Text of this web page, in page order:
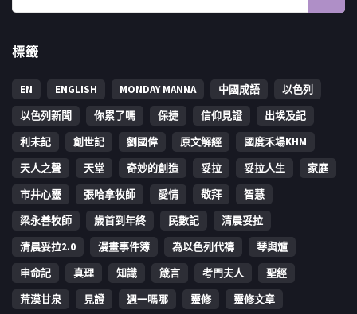
標籤
EN ENGLISH MONDAY MANNA 中國成語
以色列
以色列新聞
你累了嗎 保捷 信仰見證
出埃及記
利未記
創世記 劉國偉 原文解經
國度禾場KHM
天人之聲
天堂 奇妙的創造 妥拉 妥拉人生
家庭
市井心靈
張哈拿牧師 愛情 敬拜
智慧
梁永善牧師
歳首到年終 民數記
清晨妥拉
清晨妥拉2.0
漫畫事件簿 為以色列代禱
琴與爐
申命記
真理 知識 箴言 考門夫人
聖經
荒漠甘泉
見證 週一嗎哪 靈修 靈修文章